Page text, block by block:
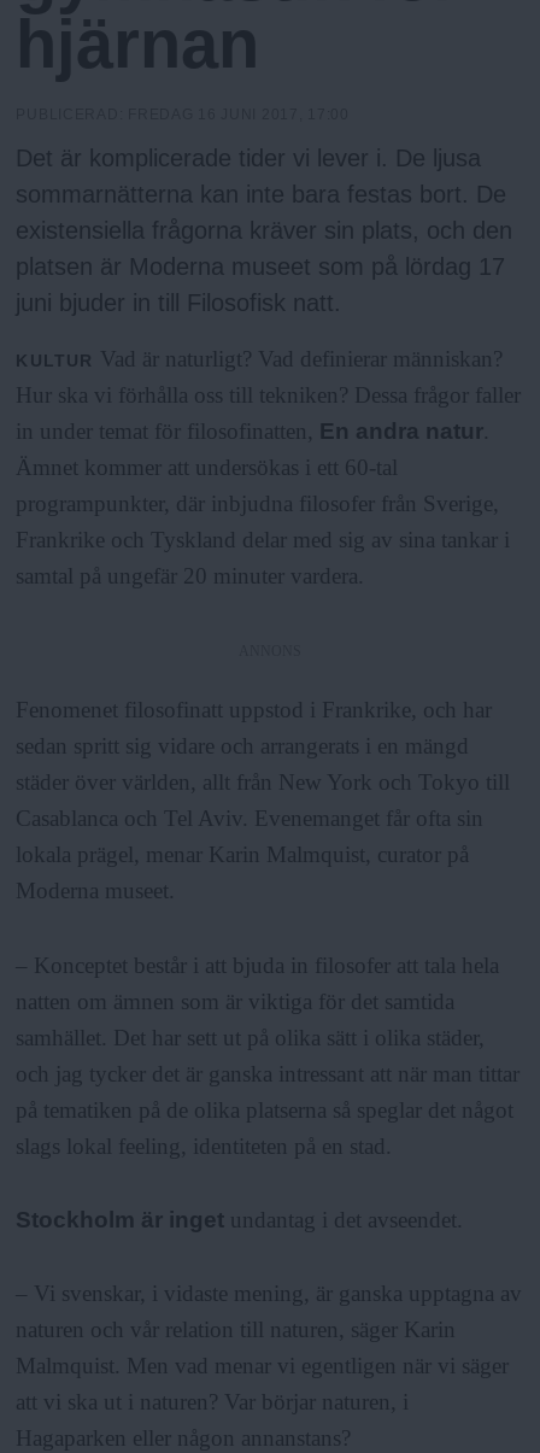
h
o
l
m
s
F
r
i
a
n
hjärnan
Det är komplicerade tider vi lever i. De ljusa
sommarnätterna kan inte bara festas bort. De
existensiella frågorna kräver sin plats, och den
platsen är Moderna museet som på lördag 17
juni bjuder in till Filosofisk natt.
KULTUR
Vad är naturligt? Vad definierar människan?
Hur ska vi förhålla oss till tekniken? Dessa frågor faller
in under temat för filosofinatten, En andra natur.
Ämnet kommer att undersökas i ett 60-tal
programpunkter, där inbjudna filosofer från Sverige,
Frankrike och Tyskland delar med sig av sina tankar i
samtal på ungefär 20 minuter vardera.
Fenomenet filosofinatt uppstod i Frankrike, och har
sedan spritt sig vidare och arrangerats i en mängd
städer över världen, allt från New York och Tokyo till
Casablanca och Tel Aviv. Evenemanget får ofta sin
lokala prägel, menar Karin Malmquist, curator på
Moderna museet.
– Konceptet består i att bjuda in filosofer att tala hela
natten om ämnen som är viktiga för det samtida
samhället. Det har sett ut på olika sätt i olika städer,
och jag tycker det är ganska intressant att när man tittar
på tematiken på de olika platserna så speglar det något
slags lokal feeling, identiteten på en stad.
Stockholm är inget undantag i det avseendet.
– Vi svenskar, i vidaste mening, är ganska upptagna av
naturen och vår relation till naturen, säger Karin
Malmquist. Men vad menar vi egentligen när vi säger
att vi ska ut i naturen? Var börjar naturen, i
Hagaparken eller någon annanstans?